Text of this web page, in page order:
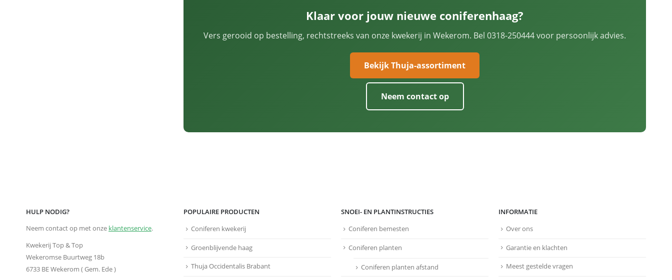
Klaar voor jouw nieuwe coniferenhaag?
Vers gerooid op bestelling, rechtstreeks van onze kwekerij in Wekerom. Bel 0318-250444 voor persoonlijk advies.
Bekijk Thuja-assortiment
Neem contact op
HULP NODIG?
Neem contact op met onze klantenservice.
Kwekerij Top & Top
Wekeromse Buurtweg 18b
6733 BE Wekerom ( Gem. Ede )
POPULAIRE PRODUCTEN
Coniferen kwekerij
Groenblijvende haag
Thuja Occidentalis Brabant
SNOEI- EN PLANTINSTRUCTIES
Coniferen bemesten
Coniferen planten
Coniferen planten afstand
INFORMATIE
Over ons
Garantie en klachten
Meest gestelde vragen